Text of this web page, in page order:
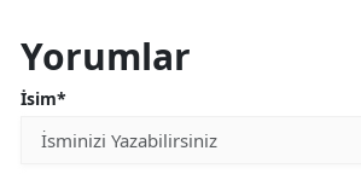
Yorumlar
İsim*